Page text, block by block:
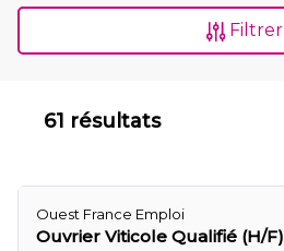
Filtrer
61 résultats
Ouest France Emploi
Ouvrier Viticole Qualifié (H/F)